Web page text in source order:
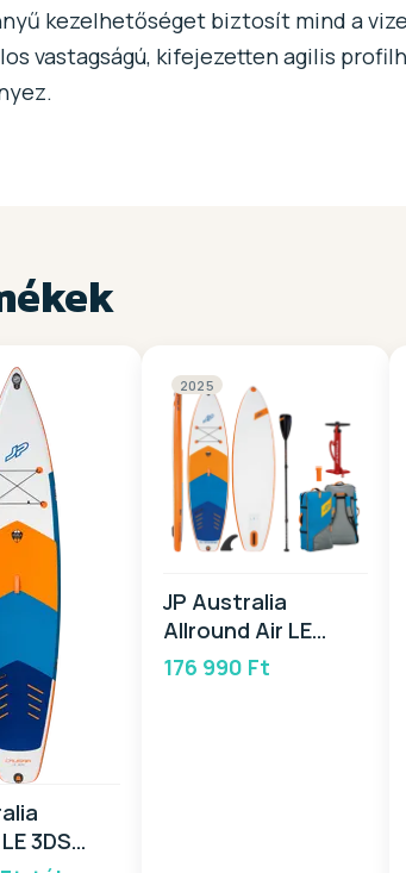
kezelhetőséget biztosít mind a
vastagságú, kifejezetten agilis
3DS
2025
JP Australia
Allround Air LE
Package 11,0 2025
176 990 Ft